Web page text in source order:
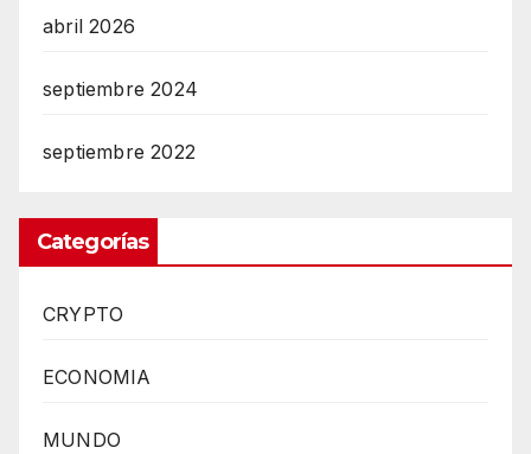
abril 2026
septiembre 2024
septiembre 2022
Categorías
CRYPTO
ECONOMIA
MUNDO